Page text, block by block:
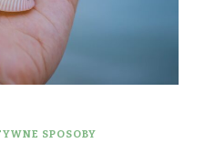
SPOSOBY